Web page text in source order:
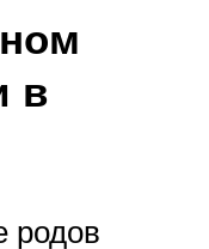
в
родов